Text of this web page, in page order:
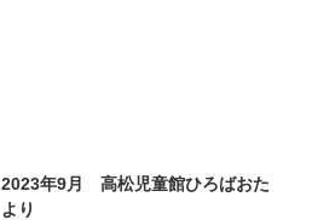
2023年9月 高松児童館ひろばおた
より